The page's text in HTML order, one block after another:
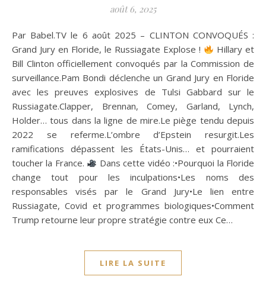
août 6, 2025
Par Babel.TV le 6 août 2025 – CLINTON CONVOQUÉS :
Grand Jury en Floride, le Russiagate Explose !
Hillary et
Bill Clinton officiellement convoqués par la Commission de
surveillance.Pam Bondi déclenche un Grand Jury en Floride
avec les preuves explosives de Tulsi Gabbard sur le
Russiagate.Clapper, Brennan, Comey, Garland, Lynch,
Holder… tous dans la ligne de mire.Le piège tendu depuis
2022 se referme.L’ombre d’Epstein resurgit.Les
ramifications dépassent les États-Unis… et pourraient
toucher la France.
Dans cette vidéo :•Pourquoi la Floride
change tout pour les inculpations•Les noms des
responsables visés par le Grand Jury•Le lien entre
Russiagate, Covid et programmes biologiques•Comment
Trump retourne leur propre stratégie contre eux Ce…
LIRE LA SUITE